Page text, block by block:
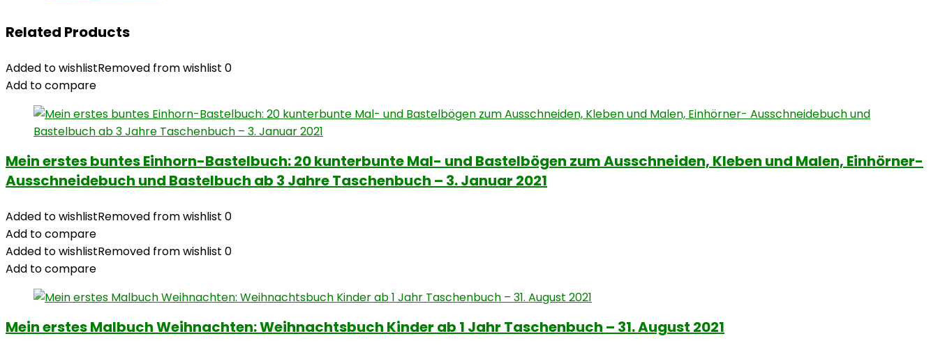
Related Products
Added to wishlistRemoved from wishlist 0
Add to compare
Mein erstes buntes Einhorn-Bastelbuch: 20 kunterbunte Mal- und Bastelbögen zum Ausschneiden, Kleben und Malen, Einhörner-
Ausschneidebuch und Bastelbuch ab 3 Jahre Taschenbuch – 3. Januar 2021
Added to wishlistRemoved from wishlist 0
Add to compare
Added to wishlistRemoved from wishlist 0
Add to compare
Mein erstes Malbuch Weihnachten: Weihnachtsbuch Kinder ab 1 Jahr Taschenbuch – 31. August 2021